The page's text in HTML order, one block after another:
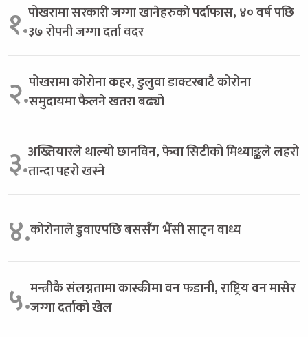
१.पोखरामा सरकारी जग्गा खानेहरुको पर्दाफास, ४० वर्ष पछि
३७ रोपनी जग्गा दर्ता वदर
२.पोखरामा कोरोना कहर, डुलुवा डाक्टरबाटै कोरोना
समुदायमा फैलने खतरा बढ्यो
३.अख्तियारले थाल्यो छानविन, फेवा सिटीको मिथ्याङ्कले लहरो
तान्दा पहरो खस्ने
४.कोरोनाले डुवाएपछि बससँग भैंसी साट्न वाध्य
५.मन्त्रीकै संलग्नतामा कास्कीमा वन फडानी, राष्ट्रिय वन मासेर
जग्गा दर्ताको खेल